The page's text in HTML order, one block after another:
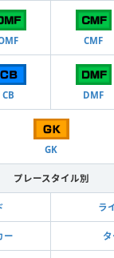
CMF
CB DMF
GK
プレースタイル別
ラ
ー